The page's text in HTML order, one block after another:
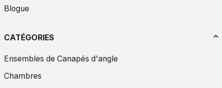
Blogue
CATÉGORIES
Ensembles de Canapés d'angle
Chambres